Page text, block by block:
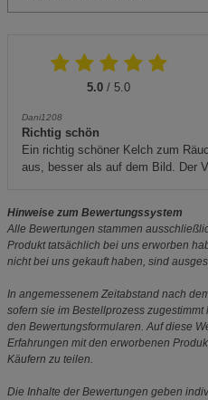
5.0 / 5.0
Dani1208
Richtig schön
Ein richtig schöner Kelch zum
aus, besser als auf dem Bild. Der
Hinweise zum Bewertungssystem
Alle Bewertungen stammen
Produkt tatsächlich bei uns erworben
nicht bei uns gekauft haben, sind
In angemessenem Zeitabstand nach
sofern sie im Bestellprozess
den Bewertungsformularen. Auf diese
Erfahrungen mit den erworbenen
Käufern zu teilen.
Die Inhalte der Bewertungen geben